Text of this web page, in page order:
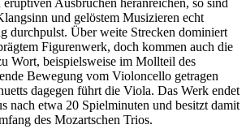
und gelöstem Musizieren echt
durchpulst. Über weite Strecken dominiert
Figurenwerk, doch kommen auch die
Wort, beispielsweise im Mollteil des
Bewegung vom Violoncello getragen
dagegen führt die Viola. Das Werk endet
nach etwa 20 Spielminuten und besitzt damit
des Mozartschen Trios.